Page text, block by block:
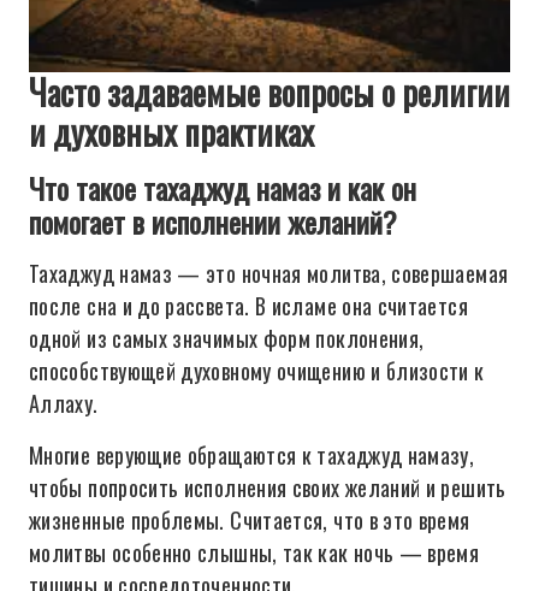
Часто задаваемые вопросы о религии
и духовных практиках
Что такое тахаджуд намаз и как он
помогает в исполнении желаний?
Тахаджуд намаз — это ночная молитва, совершаемая
после сна и до рассвета. В исламе она считается
одной из самых значимых форм поклонения,
способствующей духовному очищению и близости к
Аллаху.
Многие верующие обращаются к тахаджуд намазу,
чтобы попросить исполнения своих желаний и решить
жизненные проблемы. Считается, что в это время
молитвы особенно слышны, так как ночь — время